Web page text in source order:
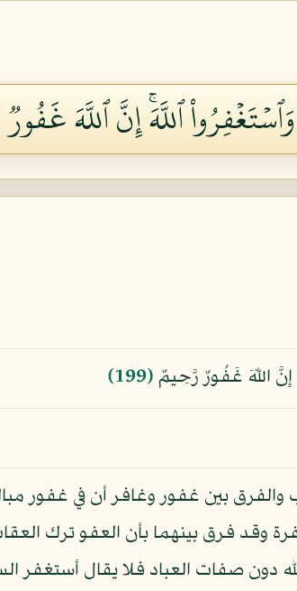
ٱللَّهَۚ إِنَّ ٱللَّهَ غَفُورٞ
اللّهَ غَفُورٌ رَّحِيمٌ ﴿199﴾
والفرق بين غفور وغافر أن في غفور
وقد فرق بينهما بأن العفو ترك
دون صفات العباد فلا يقال أستغفر